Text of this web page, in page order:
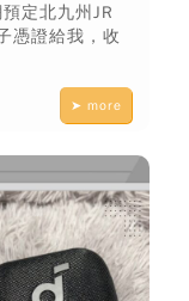
定北九州JR
憑證給我，收
➤ more